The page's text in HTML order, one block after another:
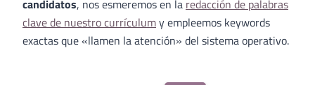
candidatos, nos esmeremos en la redacción de palabras
clave de nuestro currículumy empleemos keywords
exactas que «llamen la atención» del sistema operativo.